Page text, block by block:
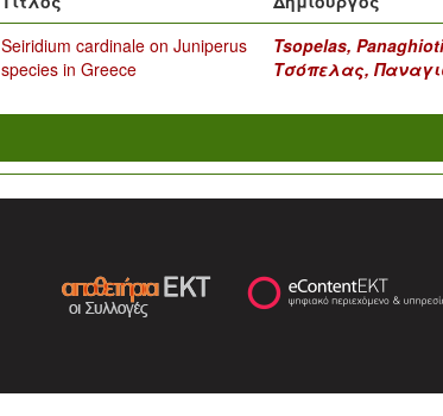
Seiridium cardinale on Juniperus
species in Greece
Tsopelas,
Τσόπελας,